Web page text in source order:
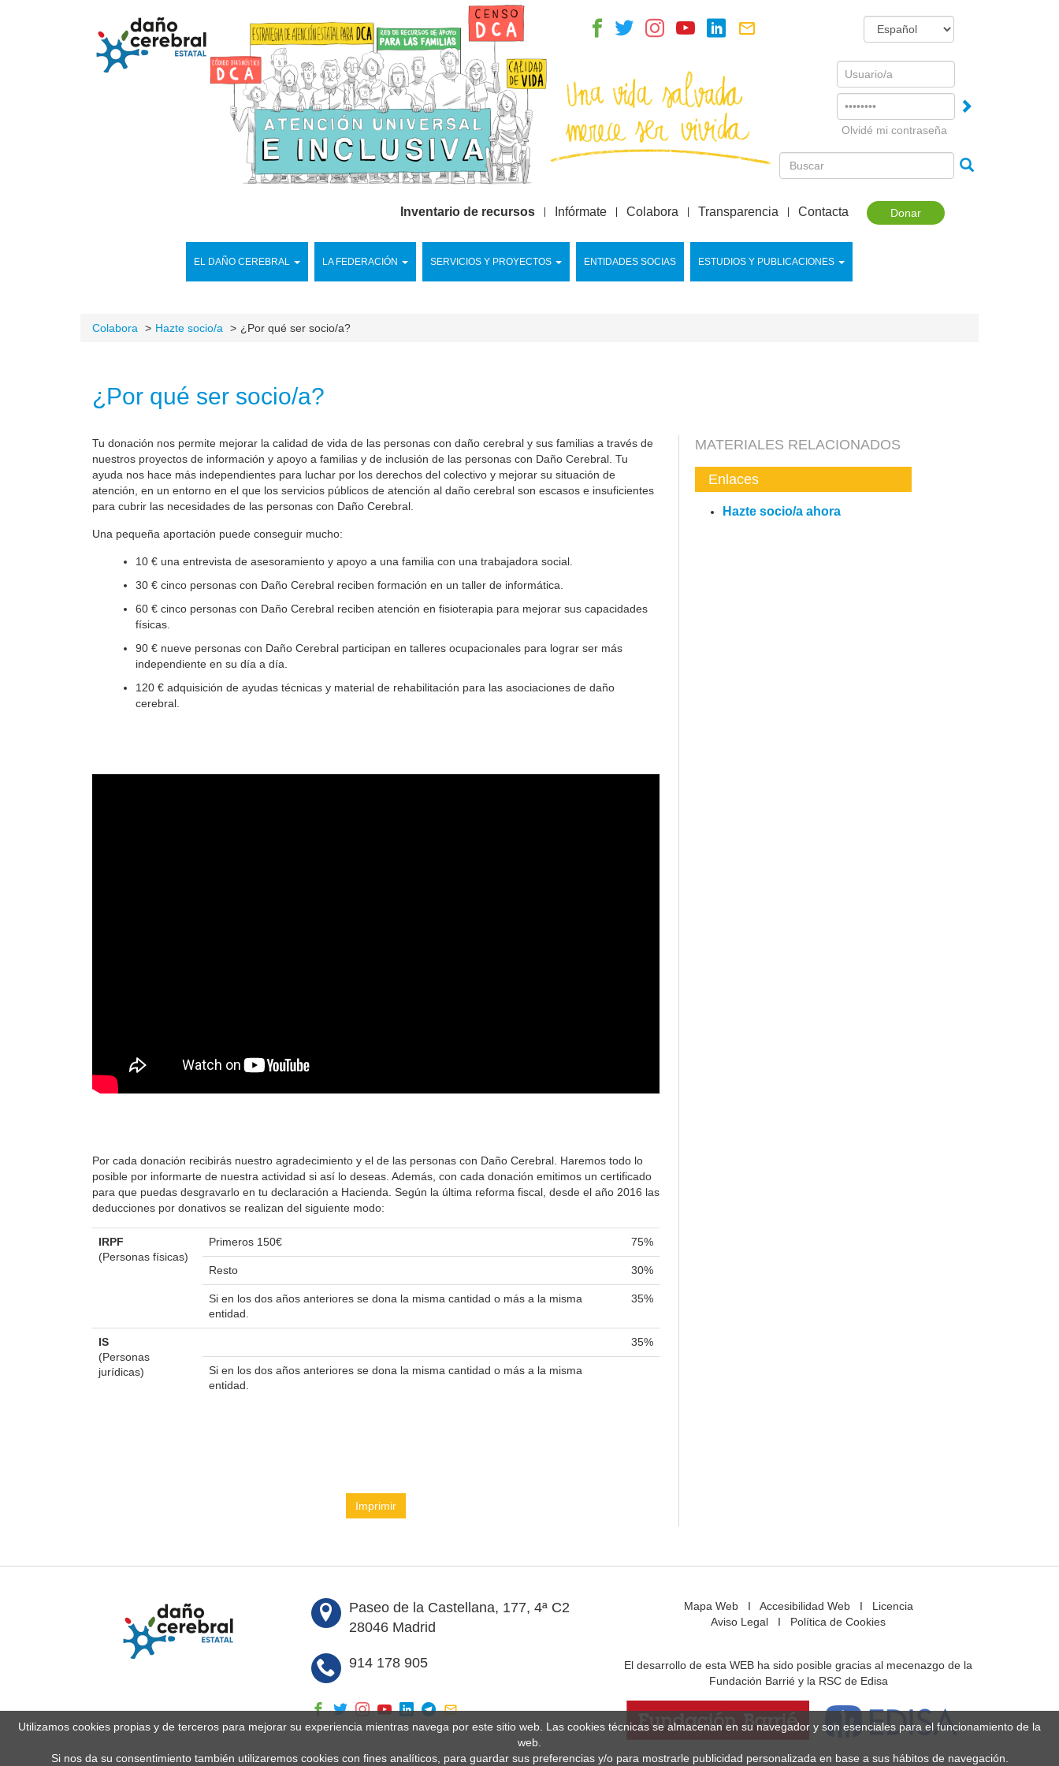
Username
Olvidé mi contraseña
Donar
EL DAÑO CEREBRAL LA FEDERACIÓN SERVICIOS Y PROYECTOS ENTIDADES SOCIAS ESTUDIOS Y PUBLICACIONES
Inventario de recursos Infórmate Colabora Transparencia Contacta
Colabora Hazte socio/a ¿Por qué ser socio/a?
¿Por qué ser socio/a?
Tu donación nos permite mejorar la calidad de vida de las personas con daño cerebral y sus familias a través de
nuestros proyectos de información y apoyo a familias y de inclusión de las personas con Daño Cerebral. Tu
ayuda nos hace más independientes para luchar por los derechos del colectivo y mejorar su situación de
atención, en un entorno en el que los servicios públicos de atención al daño cerebral son escasos e insuficientes
para cubrir las necesidades de las personas con Daño Cerebral.
Una pequeña aportación puede conseguir mucho:
10 € una entrevista de asesoramiento y apoyo a una familia con una trabajadora social.
30 € cinco personas con Daño Cerebral reciben formación en un taller de informática.
60 € cinco personas con Daño Cerebral reciben atención en fisioterapia para mejorar sus capacidades
físicas.
90 € nueve personas con Daño Cerebral participan en talleres ocupacionales para lograr ser más
independiente en su día a día.
120 € adquisición de ayudas técnicas y material de rehabilitación para las asociaciones de daño
cerebral.
Por cada donación recibirás nuestro agradecimiento y el de las personas con Daño Cerebral. Haremos todo lo
posible por informarte de nuestra actividad si así lo deseas. Además, con cada donación emitimos un certificado
para que puedas desgravarlo en tu declaración a Hacienda. Según la última reforma fiscal, desde el año 2016 las
deducciones por donativos se realizan del siguiente modo:
IRPF
(Personas físicas)
Primeros 150€ 75%
Resto 30%
Si en los dos años anteriores se dona la misma cantidad o más a la misma
entidad.
35%
IS
(Personas
jurídicas)
35%
Si en los dos años anteriores se dona la misma cantidad o más a la misma
entidad.
Imprimir
MATERIALES RELACIONADOS
Enlaces
Hazte socio/a ahora
Paseo de la Castellana, 177, 4ª C2
28046 Madrid
914 178 905
Mapa WebI Accesibilidad WebI Licencia
Aviso Legal I Política de Cookies
El desarrollo de esta WEB ha sido posible gracias al mecenazgo de la
Fundación Barrié y la RSC de Edisa
Utilizamos cookies propias y de terceros para mejorar su experiencia mientras navega por este sitio web. Las cookies técnicas se almacenan en su navegador y son esenciales para el funcionamiento de la
web.
Si nos da su consentimiento también utilizaremos cookies con fines analíticos, para guardar sus preferencias y/o para mostrarle publicidad personalizada en base a sus hábitos de navegación.